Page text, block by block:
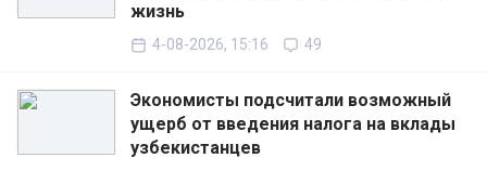
жизнь
4-08-2026, 15:16 49
Экономисты подсчитали возможный
ущерб от введения налога на вклады
узбекистанцев